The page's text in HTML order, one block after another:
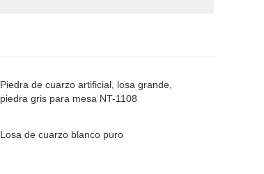
Piedra de cuarzo artificial, losa grande,
piedra gris para mesa NT-1108
Losa de cuarzo blanco puro